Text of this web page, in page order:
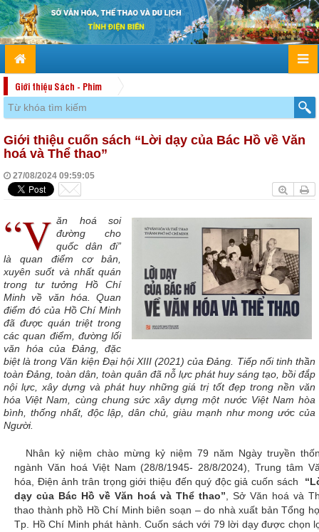
Giới thiệu Sách - Phim
Giới thiệu cuốn sách “Lời dạy của Bác Hồ về Văn
hoá và Thể thao”
27/08/2024 09:59:05
“V ăn hoá soi
đường cho
quốc dân đi”
là quan điểm cơ bản,
xuyên suốt và nhất quán
trong tư tưởng Hồ Chí
Minh về văn hóa. Quan
điểm đó của Hồ Chí Minh
đã được quán triệt trong
các quan điểm, đường lối
văn hóa của Đảng, đặc
biệt là trong Văn kiện Đại hội XIII (2021) của Đảng. Tiếp nối tinh thần
toàn Đảng, toàn dân, toàn quân đã nỗ lực phát huy sáng tạo, bồi đắp
nội lực, xây dựng và phát huy những giá trị tốt đẹp trong nền văn
hóa Việt Nam, cùng chung sức xây dựng một nước Việt Nam hòa
bình, thống nhất, độc lập, dân chủ, giàu mạnh như mong ước của
Người.
Nhân kỷ niệm chào mừng kỷ niệm 79 năm Ngày truyền
ngành Văn hoá Việt Nam (28/8/1945- 28/8/2024), Trung tâm
hóa, Điện ảnh trân trọng giới thiệu đến quý độc giả cuốn sách
dạy của Bác Hồ về Văn hoá và Thể thao”, Sở Văn hoá và
thao thành phồ Hồ Chí Minh biên soạn – do nhà xuất bản Tổng
Tp. Hồ Chí Minh phát hành. Cuốn sách với 79 lời dạy được chọn